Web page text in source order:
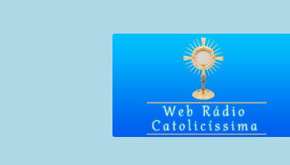
conteúdo